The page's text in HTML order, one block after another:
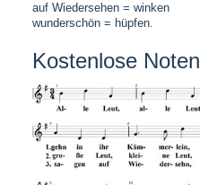
auf Wiedersehen = winken
wunderschön = hüpfen.
Kostenlose Noten